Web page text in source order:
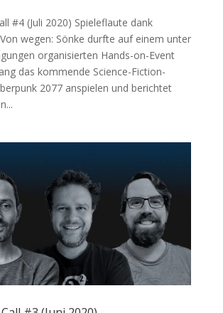
#4 (Juli 2020) Spieleflaute dank
wegen: Sönke durfte auf einem unter
organisierten Hands-on-Event
das kommende Science-Fiction-
2077 anspielen und berichtet